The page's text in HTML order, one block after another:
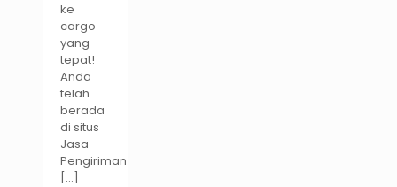
ke
cargo
yang
tepat!
Anda
telah
berada
di situs
Jasa
Pengiriman
[…]